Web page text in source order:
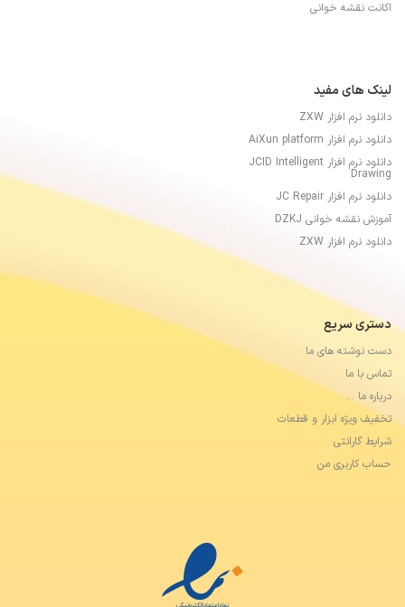
اکانت نقشه خوانی
لینک های مفید
دانلود نرم افزار ZXW
دانلود نرم افزار AiXun platform
دانلود نرم افزار JCID Intelligent
Drawing
دانلود نرم افزار JC Repair
آموزش نقشه خوانی DZKJ
دانلود نرم افزار ZXW
دستری سریع
دست نوشته های ما
تماس با ما
درباره ما …
تخفیف ویژه ابزار و قطعات
شرایط گارانتی
حساب کاربری من